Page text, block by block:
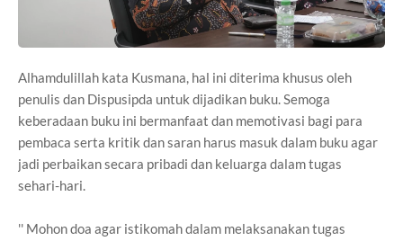
Alhamdulillah kata Kusmana, hal ini diterima khusus oleh
penulis dan Dispusipda untuk dijadikan buku. Semoga
keberadaan buku ini bermanfaat dan memotivasi bagi para
pembaca serta kritik dan saran harus masuk dalam buku agar
jadi perbaikan secara pribadi dan keluarga dalam tugas
sehari-hari.
'' Mohon doa agar istikomah dalam melaksanakan tugas